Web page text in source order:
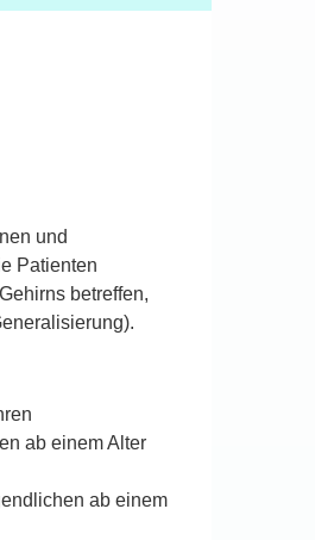
und
Patienten
betreffen,
ab einem Alter
ab einem